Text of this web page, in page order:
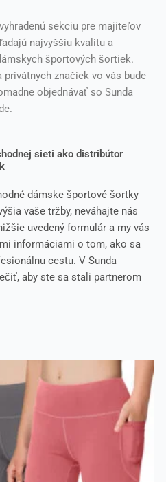
sekciu pre majiteľov
najvyššiu kvalitu a
športových šortiek.
značiek vo vás bude
objednávať so Sunda
sieti ako distribútor
dámske športové šortky
vaše tržby, neváhajte nás
uvedený formulár a my vás
informáciami o tom, ako sa
cestu. V Sunda
aby ste sa stali partnerom